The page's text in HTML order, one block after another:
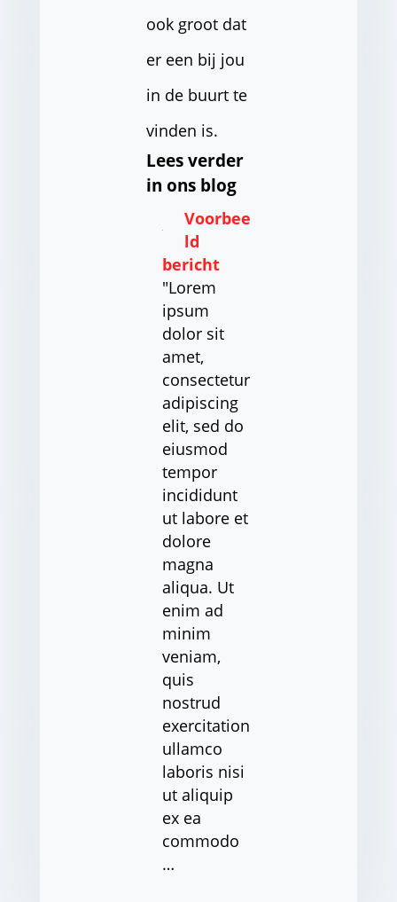
ook groot dat
er een bij jou
in de buurt te
vinden is.
Lees verder
in ons blog
Voorbee
ld
bericht
"Lorem
ipsum
dolor sit
amet,
consectetur
adipiscing
elit, sed do
eiusmod
tempor
incididunt
ut labore et
dolore
magna
aliqua. Ut
enim ad
minim
veniam,
quis
nostrud
exercitation
ullamco
laboris nisi
ut aliquip
ex ea
commodo
…